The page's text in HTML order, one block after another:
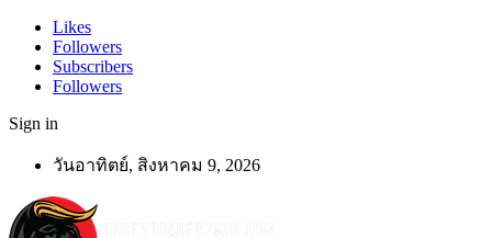
Likes
Followers
Subscribers
Followers
Sign in
วันอาทิตย์, สิงหาคม 9, 2026